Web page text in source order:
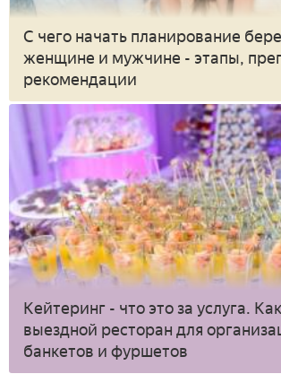
С чего начать планирование
женщине и мужчине - этапы,
рекомендации
Кейтеринг - что это за услуга.
выездной ресторан для
банкетов и фуршетов